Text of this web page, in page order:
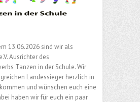
13.06.2026 sind wir als
Ausrichter des
Tanzen in der Schule. Wir
Landessieger herzlich in
und wünschen euch eine
haben wir für euch ein paar